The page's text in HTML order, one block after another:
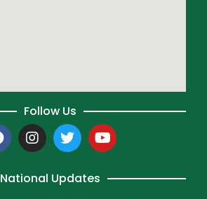
Follow Us
National Updates